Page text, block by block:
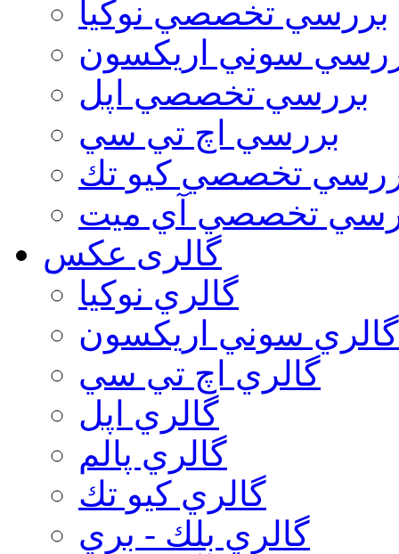
بررسي تخصصي نوكيا
سوني اريكسون
بررسي تخصصي اپل
بررسي اچ تي سي
تخصصي كيو تك
تخصصي آي ميت
گالری عکس
گالري نوكيا
گالري سوني اريكسون
گالري اچ تي سي
گالري اپل
گالري پالم
گالري كيو تك
گالري بلك - بري